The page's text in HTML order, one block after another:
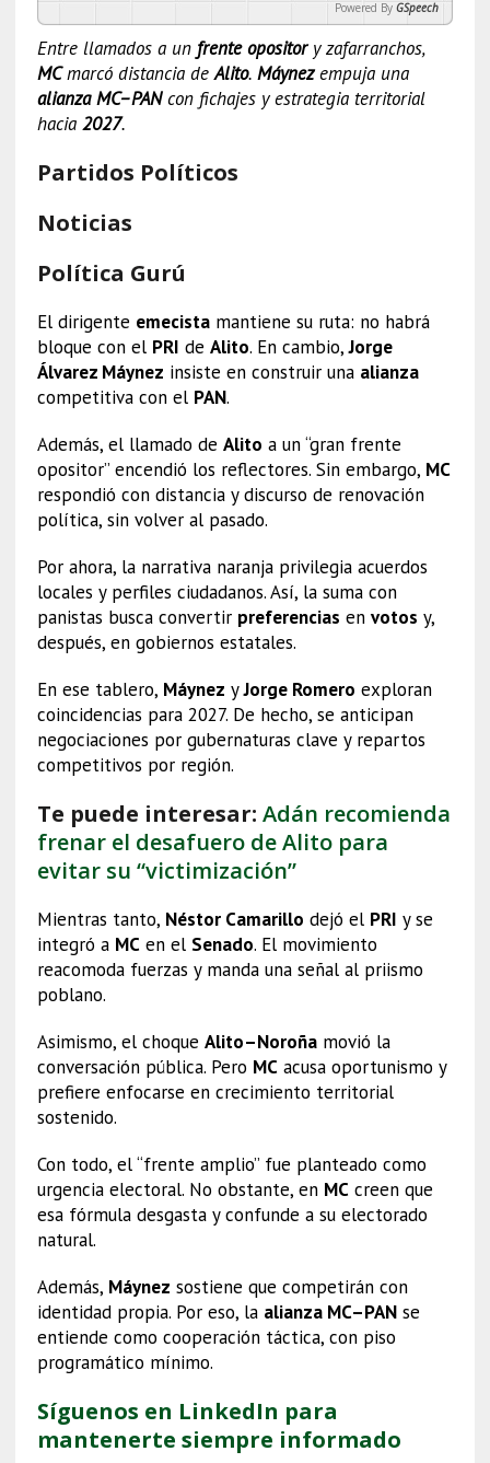
Powered By GSpeech
Entre llamados a un frente opository zafarranchos,
MCmarcó distancia deAlito. Máynezempuja una
alianza MC–PANcon fichajes y estrategia territorial
hacia 2027.
Partidos Políticos
Noticias
Política Gurú
El dirigente emecistamantiene su ruta: no habrá
bloque con el PRI de Alito. En cambio,Jorge
Álvarez Máynez insiste en construir una alianza
competitiva con el PAN.
Además, el llamado de Alito a un “gran frente
opositor” encendió los reflectores. Sin embargo, MC
respondió con distancia y discurso de renovación
política, sin volver al pasado.
Por ahora, la narrativa naranja privilegia acuerdos
locales y perfiles ciudadanos. Así, la suma con
panistas busca convertir preferencias en votos y,
después, en gobiernos estatales.
En ese tablero, Máynez yJorge Romero exploran
coincidencias para 2027. De hecho, se anticipan
negociaciones por gubernaturas clave y repartos
competitivos por región.
Te puede interesar: Adán recomienda
frenar el desafuero de Alito para
evitar su “victimización”
Mientras tanto, Néstor Camarillo dejó el PRI y se
integró a MC en el Senado. El movimiento
reacomoda fuerzas y manda una señal al priismo
poblano.
Asimismo, el choque Alito–Noroñamovió la
conversación pública. Pero MC acusa oportunismo y
prefiere enfocarse en crecimiento territorial
sostenido.
Con todo, el “frente amplio” fue planteado como
urgencia electoral. No obstante, en MC creen que
esa fórmula desgasta y confunde a su electorado
natural.
Además, Máynez sostiene que competirán con
identidad propia. Por eso, la alianza MC–PANse
entiende como cooperación táctica, con piso
programático mínimo.
Síguenos en LinkedIn para
mantenerte siempre informado